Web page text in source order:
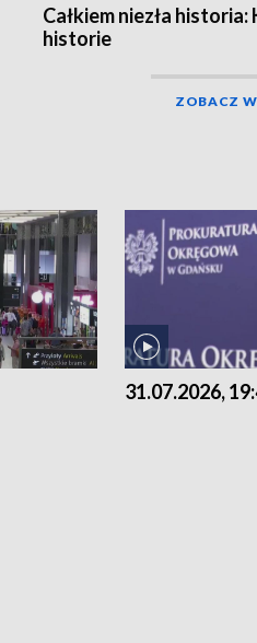
Całkiem niezła
historie
ZOBACZ
31.07.2026,